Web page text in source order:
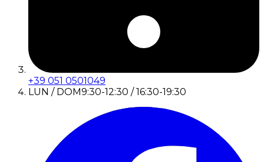
+39 051 0501049
LUN / DOM9:30-12:30 / 16:30-19:30